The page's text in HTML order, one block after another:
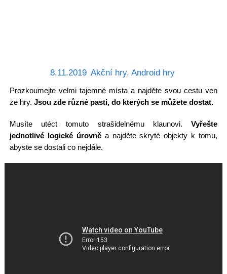
8.11.2019 Akční hry, Android hry
Prozkoumejte velmi tajemné místa a najděte svou cestu ven
ze hry. Jsou zde různé pasti, do kterých se můžete dostat.
Musíte utéct tomuto strašidelnému klaunovi.Vyřešte
jednotlivé logické úrovněa najděte skryté objekty k tomu,
abyste se dostali co nejdále.